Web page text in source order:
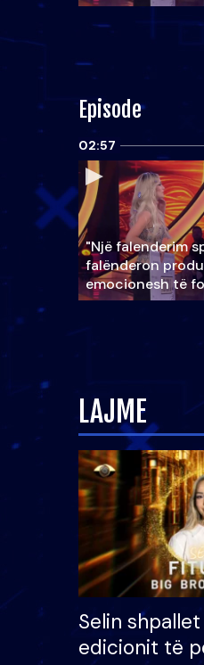
Episode
02:57
"Një falenderim
falënderon
emocionesh të
LAJME
Selin
edicionit të